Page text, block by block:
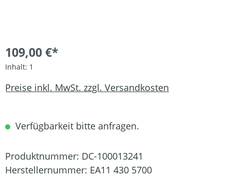
109,00 €*
Inhalt: 1
Preise inkl. MwSt. zzgl. Versandkosten
Verfügbarkeit bitte anfragen.
Produktnummer: DC-100013241
Herstellernummer: EA11 430 5700